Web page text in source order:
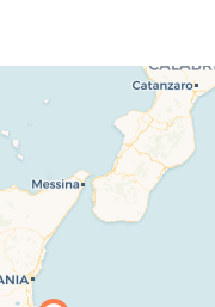
in corso...